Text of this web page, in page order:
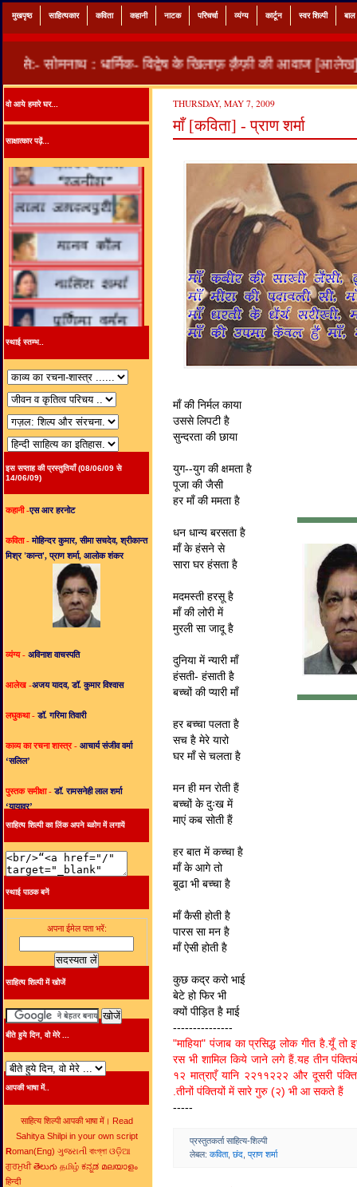
मुखपृष्ठ साहित्यकार कविता कहानी नाटक परिचर्चा व्यंग्य कार्टून स्वर शिल्पी बाल
: धार्मिक- विद्वेष के खिलाफ़ क़ैफ़ी की आवाज [आलेख] - अजय
वो आये हमारे घर...
साक्षात्कार पढ़ें...
स्थाई स्तम्भ..
इस सप्ताह की प्रस्तुतियाँ (08/06/09 से
14/06/09)
कहानी -एस आर हरनोट
कविता - मोहिन्दर कुमार, सीमा सचदेव, श्रीकान्त
मिश्र 'कान्त', प्राण शर्मा, आलोक शंकर
व्यंग्य - अविनाश वाचस्पति
आलेख -अजय यादव, डॉ. कुमार विश्वास
लघुकथा -डॉ. गरिमा तिवारी
काव्य का रचना शास्त्र - आचार्य संजीव वर्मा
‘सलिल’
पुस्तक समीक्षा - डॉ. रामसनेही लाल शर्मा
‘यायावर’
साहित्य शिल्पी का लिंक अपने ब्ळोग में लगायें
स्थाई पाठक बनें
अपना ईमेल पता भरें:
साहित्य शिल्पी में खोजें
बीते हुये दिन, वो मेरे ...
आपकी भाषा में..
साहित्य शिल्पी आपकी भाषा में। Read
Sahitya Shilpi in your own script
Roman(Eng) ગુજરાતી বাংগ্লা ଓଡ଼ିଆ
ਗੁਰਮੁਖੀ తెలుగు தமிழ் ಕನ್ನಡ മലയാളം
हिन्दी
THURSDAY, MAY 7, 2009
माँ [कविता] - प्राण शर्मा
माँ की निर्मल काया
उससे लिपटी है
सुन्दरता की छाया
युग--युग की क्षमता है
पूजा की जैसी
हर माँ की ममता है
धन धान्य बरसता है
माँ के हंसने से
सारा घर हंसता है
मदमस्ती हरसू है
माँ की लोरी में
मुरली सा जादू है
दुनिया में न्यारी माँ
हंसती- हंसाती है
बच्चों की प्यारी माँ
हर बच्चा पलता है
सच है मेरे यारो
घर माँ से चलता है
मन ही मन रोती हैं
बच्चों के दुःख में
माएं कब सोती हैं
हर बात में कच्चा है
माँ के आगे तो
बूढा भी बच्चा है
माँ कैसी होती है
पारस सा मन है
माँ ऐसी होती है
कुछ कद्र करो भाई
बेटे हो फिर भी
क्यों पीड़ित है माई
---------------
"माहिया" पंजाब का प्रसिद्ध लोक गीत है.यूँ
रस भी शामिल किये जाने लगे हैं.यह तीन
१२ मात्राएँ यानि २२११२२२ और दूसरी
.तीनों पंक्तियों में सारे गुरु (२) भी आ सकते हैं
-----
प्रस्तुतकर्ता साहित्य-शिल्पी
लेबल: कविता, छंद प्राण शर्मा